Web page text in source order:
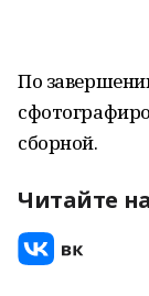
По
сборной.
Читайте